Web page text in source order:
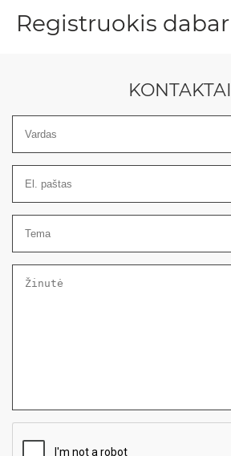
Registruokis dabar
KONTAKTAI